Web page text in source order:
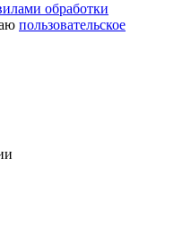
обработки
пользовательское